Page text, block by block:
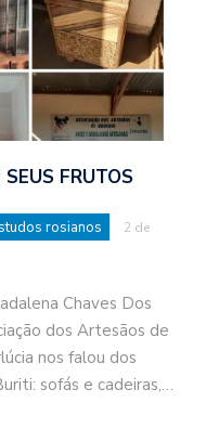
FRUTOS
rosianos
2 de
Chaves Dos
dos Artesãos de
nos falou dos
sofás e cadeiras,…